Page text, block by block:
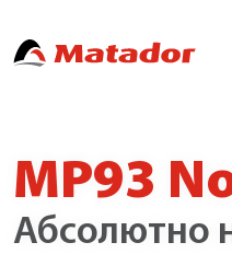
MP93
Абсолютно